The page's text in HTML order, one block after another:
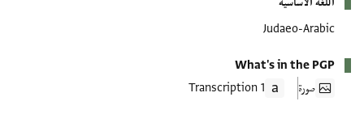
Judaeo-Arabic
What's in the PGP
صورة
1 Transcription